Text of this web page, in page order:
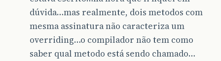
dúvida…mas realmente, dois metodos com
mesma assinatura não caracteriza um
overriding…o compilador não tem como
saber qual metodo está sendo chamado…